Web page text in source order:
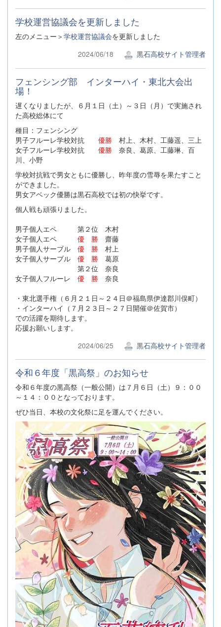
学校運営協議会を更新しました
左のメニュー＞学校運営協議会を更新しました
2024/06/18
黒石高校サイト管理者
フェンシング部 インターハイ・東北大会出
場！
遅くなりましたが、６月１日（土）～３日（月）で実施され
た高校総体にて
種目：フェンシング
男子フルーレ学校対抗 優勝 村上、木村、工藤遥、三上
女子フルーレ学校対抗 優勝 奈良、葛原、工藤琳、百
川、小野
学校対抗戦で男女ともに優勝し、昨年度の雪辱を果たすこと
ができました。
男女アベック優勝は黒石高校では初の快挙です。
個人戦も頑張りました。
男子個人エペ 第２位 木村
女子個人エペ 優 勝 齋藤
男子個人サーブル 優 勝 村上
女子個人サーブル 優 勝 葛原
第２位 奈良
女子個人フルーレ 優 勝 奈良
・東北選手権（６月２１日～２４日＠福島県伊達郡川俣町）
・インターハイ（７月２３日～２７日開催＠佐賀市）
での活躍を期待します。
応援お願いします。
2024/06/25
黒石高校サイト管理者
令和６年度「黒高祭」のお知らせ
令和６年度の黒高祭（一般公開）は７月６日（土）９：００
～１４：００となっております。
ぜひ当日、本校の文化祭に足を運んでください。